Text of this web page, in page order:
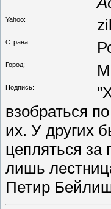
Yahoo:
Страна:
Город:
Подпись:
взобраться
их. У других
цепляться за
лишь
Петир